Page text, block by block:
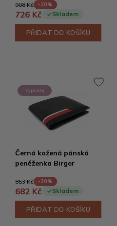
908 Kč -20%
726 Kč Skladem
PŘIDAT DO KOŠÍKU
Výprodej
Černá kožená pánská
peněženka Birger
853 Kč -20%
682 Kč Skladem
PŘIDAT DO KOŠÍKU